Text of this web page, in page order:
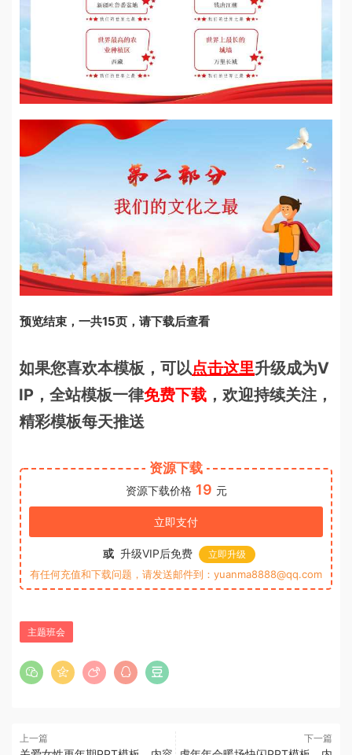
预览结束，一共15页，请下载后查看
如果您喜欢本模板，可以点击这里升级成为V
IP，全站模板一律免费下载 ，欢迎持续关注，
精彩模板每天推送
资源下载
资源下载价格 19 元
立即支付
或 升级VIP后免费 立即升级
有任何充值和下载问题，请发送邮件到：yuanma8888@qq.com
主题班会
上一篇 下一篇